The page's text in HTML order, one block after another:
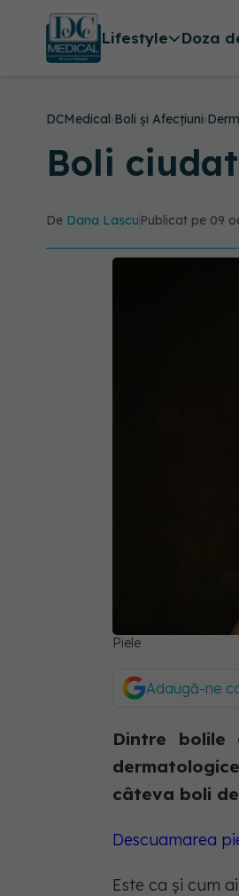
Lifestyle Doza
DCMedical›Boli și Afecțiuni›
Boli
De Dana Lascu Publicat pe 09
Piele
Adaugă-ne
Dintre bolile
câteva boli
Descuamarea
Este ca și cum